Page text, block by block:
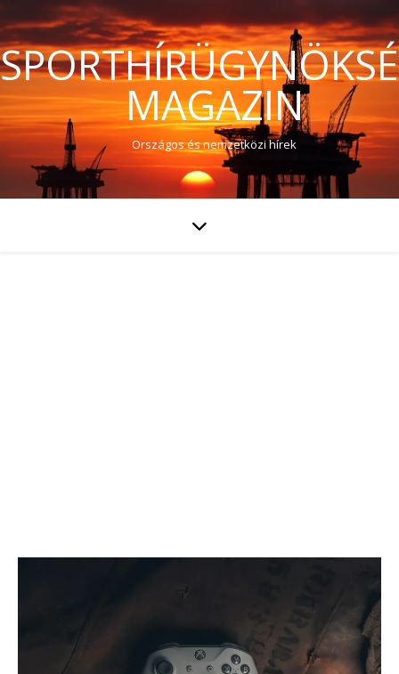
MAGAZIN
Országos és nemzetközi hírek